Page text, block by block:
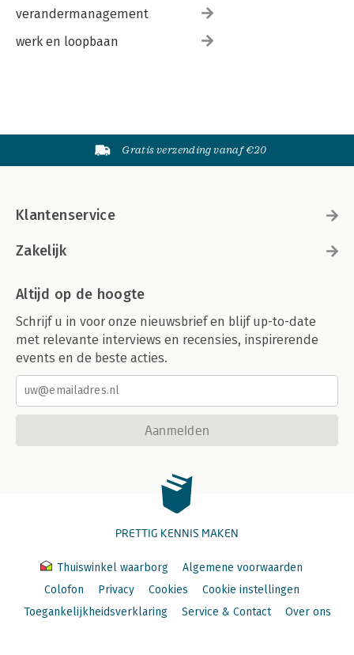
verandermanagement
werk en loopbaan
Gratis verzending vanaf €20
Klantenservice
Zakelijk
Altijd op de hoogte
Schrijf u in voor onze nieuwsbrief en blijf up-to-date
met relevante interviews en recensies, inspirerende
events en de beste acties.
Aanmelden
PRETTIG KENNIS MAKEN
Thuiswinkel waarborg
Algemene voorwaarden
Colofon
Privacy Cookies
Cookie instellingen
Toegankelijkheidsverklaring
Service & Contact Over ons